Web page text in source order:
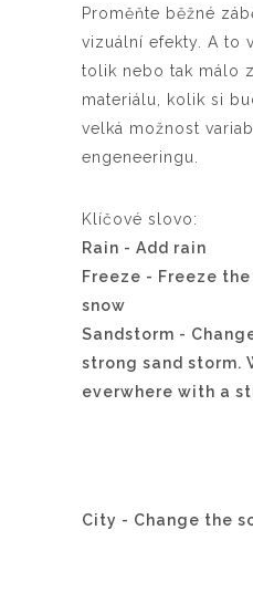
Proměňte běžné
vizuální efekty. A to
tolik nebo tak málo
materiálu, kolik si
velká možnost
engeneeringu.
Klíčové slovo:
Rain - Add rain
Freeze - Freeze
snow
Sandstorm -
strong sand storm.
everwhere with a
City - Change the